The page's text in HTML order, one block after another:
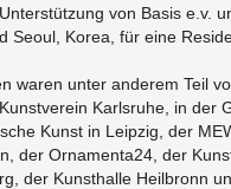
von Basis e.v.
Seoul, Korea, für eine
waren unter anderem Teil
Karlsruhe, in der
Kunst in Leipzig, der
der Ornamenta24, der
der Kunsthalle Heilbronn